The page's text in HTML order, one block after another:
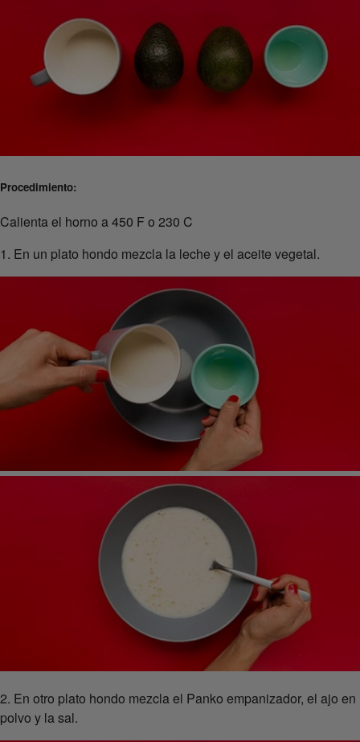
Procedimiento:
Calienta el horno a 450 F o 230 C
1. En un plato hondo mezcla la leche y el aceite vegetal.
2. En otro plato hondo mezcla el Panko empanizador, el ajo en
polvo y la sal.